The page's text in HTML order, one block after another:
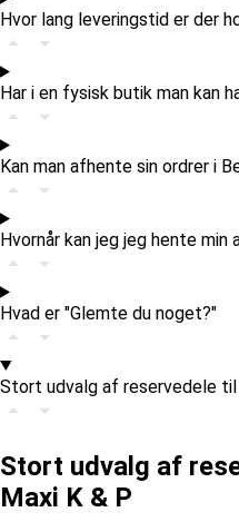
Hvor lang leveringstid er der
Har i en fysisk butik man kan
Kan man afhente sin ordrer i
Hvornår kan jeg jeg hente min
Hvad er "Glemte du noget?"
Stort udvalg af reservedele til
Stort udvalg af
Maxi K & P